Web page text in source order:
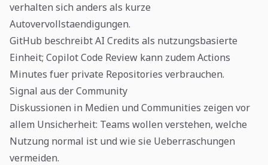
verhalten sich anders als kurze
Autovervollstaendigungen.
GitHub beschreibt AI Credits als nutzungsbasierte
Einheit; Copilot Code Review kann zudem Actions
Minutes fuer private Repositories verbrauchen.
Signal aus der Community
Diskussionen in Medien und Communities zeigen vor
allem Unsicherheit: Teams wollen verstehen, welche
Nutzung normal ist und wie sie Ueberraschungen
vermeiden.